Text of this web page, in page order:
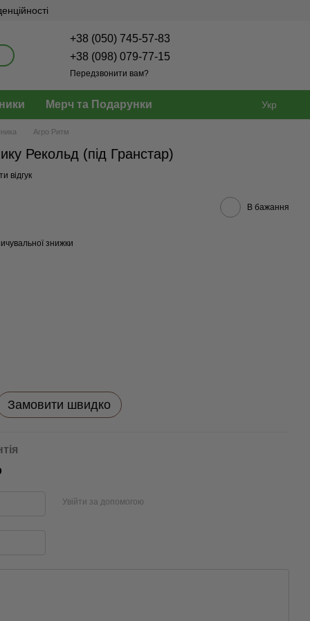
+38 (050) 745-57-83
+38 (098) 079-77-15
Передзвонити вам?
Мерч та Подарунки Укр
Агро Ритм
Рекольд (під Гранстар)
відгук
В бажання
знижки
Замовити швидко
Увійти за допомогою